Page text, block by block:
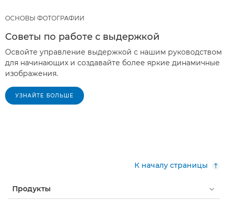
ОСНОВЫ ФОТОГРАФИИ
Советы по работе с выдержкой
Освойте управление выдержкой с нашим руководством
для начинающих и создавайте более яркие динамичные
изображения.
УЗНАЙТЕ БОЛЬШЕ
К началу страницы
Продукты